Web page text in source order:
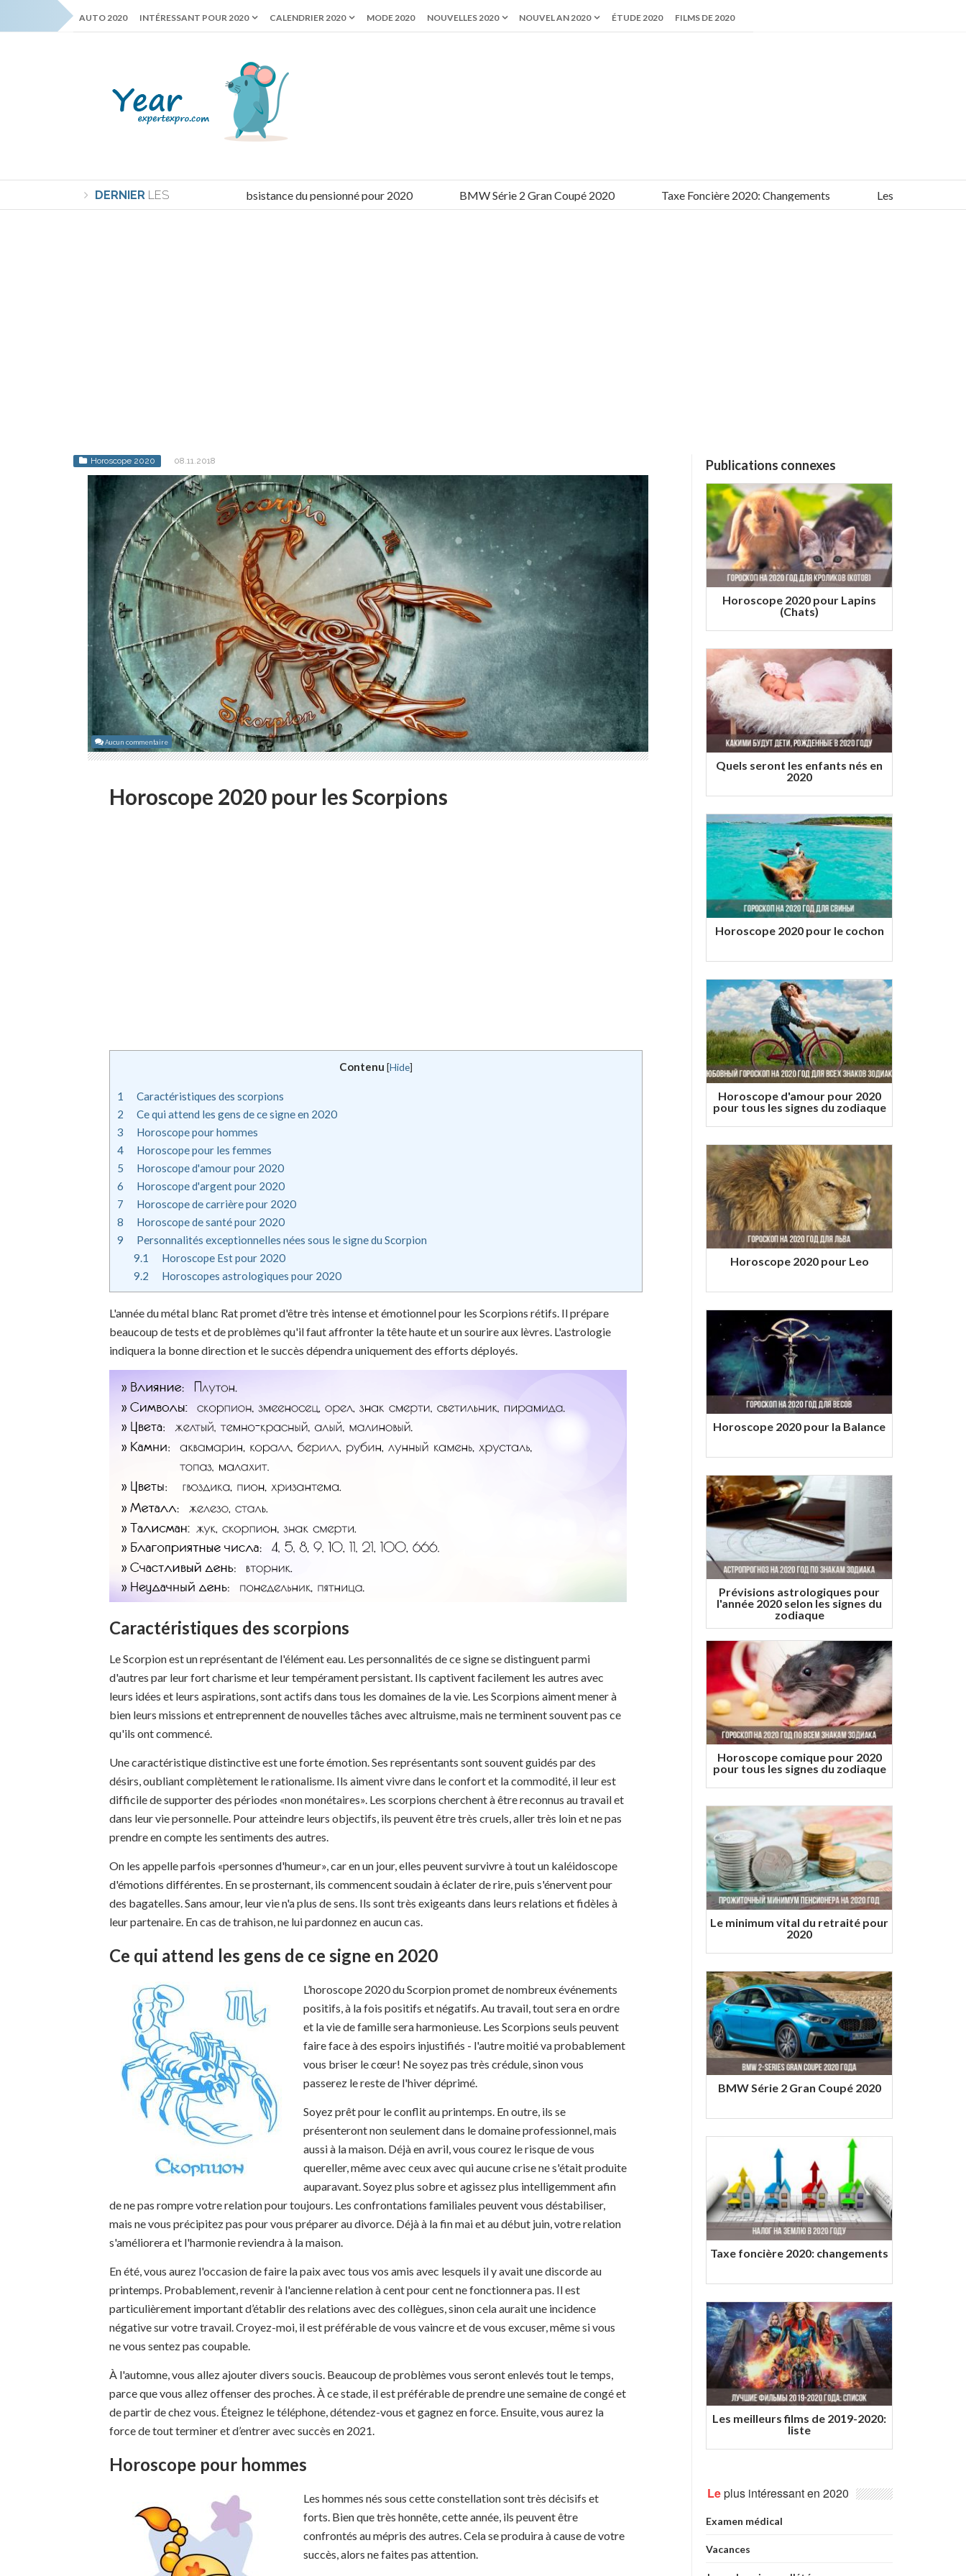
AUTO 2020 INTÉRESSANT POUR 2020 CALENDRIER 2020 MODE 2020 NOUVELLES 2020 NOUVEL AN 2020 ÉTUDE 2020 FILMS DE 2020
DERNIER LES
NOUVELLES
Le minimum de subsistance du pensionné pour 2020 BMW Série 2 Gran Coupé 2020 Taxe Foncière 2020: Changements Les meilleurs films
Horoscope 2020 08.11.2018
Aucun commentaire
Horoscope 2020 pour les Scorpions
Contenu [Hide]
1
Caractéristiques des scorpions
2
Ce qui attend les gens de ce signe en 2020
3
Horoscope pour hommes
4
Horoscope pour les femmes
5
Horoscope d'amour pour 2020
6
Horoscope d'argent pour 2020
7
Horoscope de carrière pour 2020
8
Horoscope de santé pour 2020
9
Personnalités exceptionnelles nées sous le signe du Scorpion
9.1
Horoscope Est pour 2020
9.2
Horoscopes astrologiques pour 2020
L'année du métal blanc Rat promet d'être très intense et émotionnel pour les Scorpions rétifs. Il prépare
beaucoup de tests et de problèmes qu'il faut affronter la tête haute et un sourire aux lèvres. L'astrologie
indiquera la bonne direction et le succès dépendra uniquement des efforts déployés.
Caractéristiques des scorpions
Le Scorpion est un représentant de l'élément eau. Les personnalités de ce signe se distinguent parmi
d'autres par leur fort charisme et leur tempérament persistant. Ils captivent facilement les autres avec
leurs idées et leurs aspirations, sont actifs dans tous les domaines de la vie. Les Scorpions aiment mener à
bien leurs missions et entreprennent de nouvelles tâches avec altruisme, mais ne terminent souvent pas ce
qu'ils ont commencé.
Une caractéristique distinctive est une forte émotion. Ses représentants sont souvent guidés par des
désirs, oubliant complètement le rationalisme. Ils aiment vivre dans le confort et la commodité, il leur est
difficile de supporter des périodes «non monétaires». Les scorpions cherchent à être reconnus au travail et
dans leur vie personnelle. Pour atteindre leurs objectifs, ils peuvent être très cruels, aller très loin et ne pas
prendre en compte les sentiments des autres.
On les appelle parfois «personnes d'humeur», car en un jour, elles peuvent survivre à tout un kaléidoscope
d'émotions différentes. En se prosternant, ils commencent soudain à éclater de rire, puis s'énervent pour
des bagatelles. Sans amour, leur vie n'a plus de sens. Ils sont très exigeants dans leurs relations et fidèles à
leur partenaire. En cas de trahison, ne lui pardonnez en aucun cas.
Ce qui attend les gens de ce signe en 2020
L’horoscope 2020 du Scorpion promet de nombreux événements
positifs, à la fois positifs et négatifs. Au travail, tout sera en ordre
et la vie de famille sera harmonieuse. Les Scorpions seuls peuvent
faire face à des espoirs injustifiés - l'autre moitié va probablement
vous briser le cœur! Ne soyez pas très crédule, sinon vous
passerez le reste de l'hiver déprimé.
Soyez prêt pour le conflit au printemps. En outre, ils se
présenteront non seulement dans le domaine professionnel, mais
aussi à la maison. Déjà en avril, vous courez le risque de vous
quereller, même avec ceux avec qui aucune crise ne s'était produite
auparavant. Soyez plus sobre et agissez plus intelligemment afin
de ne pas rompre votre relation pour toujours. Les confrontations familiales peuvent vous déstabiliser,
mais ne vous précipitez pas pour vous préparer au divorce. Déjà à la fin mai et au début juin, votre relation
s'améliorera et l'harmonie reviendra à la maison.
En été, vous aurez l'occasion de faire la paix avec tous vos amis avec lesquels il y avait une discorde au
printemps. Probablement, revenir à l'ancienne relation à cent pour cent ne fonctionnera pas. Il est
particulièrement important d’établir des relations avec des collègues, sinon cela aurait une incidence
négative sur votre travail. Croyez-moi, il est préférable de vous vaincre et de vous excuser, même si vous
ne vous sentez pas coupable.
À l'automne, vous allez ajouter divers soucis. Beaucoup de problèmes vous seront enlevés tout le temps,
parce que vous allez offenser des proches. À ce stade, il est préférable de prendre une semaine de congé et
de partir de chez vous. Éteignez le téléphone, détendez-vous et gagnez en force. Ensuite, vous aurez la
force de tout terminer et d’entrer avec succès en 2021.
Horoscope pour hommes
Les hommes nés sous cette constellation sont très décisifs et
forts. Bien que très honnête, cette année, ils peuvent être
confrontés au mépris des autres. Cela se produira à cause de votre
succès, alors ne faites pas attention.
Publications connexes
Horoscope 2020 pour Lapins
(Chats)
Quels seront les enfants nés en
2020
Horoscope 2020 pour le cochon
Horoscope d'amour pour 2020
pour tous les signes du zodiaque
Horoscope 2020 pour Leo
Horoscope 2020 pour la Balance
Prévisions astrologiques pour
l'année 2020 selon les signes du
zodiaque
Horoscope comique pour 2020
pour tous les signes du zodiaque
Le minimum vital du retraité pour
2020
BMW Série 2 Gran Coupé 2020
Taxe foncière 2020: changements
Les meilleurs films de 2019-2020:
liste
Leplus intéressant en 2020
Examen médical
Vacances